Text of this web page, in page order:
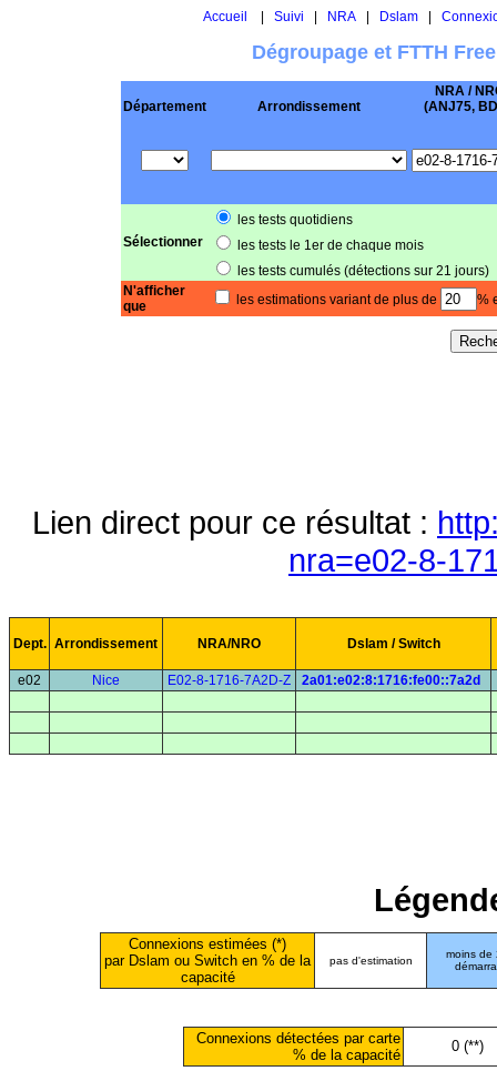
Accueil Suivi NRA| Dslam|
Dégroupage et FTTH
Département Arrondissement
NRA /
(ANJ75,
Sélectionner
les tests quotidiens
les tests le 1er de chaque mois
les tests cumulés (détections sur 21 jours)
N'afficher
que
les estimations variant de plus de %
Lien direct pour ce résultat :
nra=e02-8-
Dept. Arrondissement NRA/NRO Dslam / Switch
e02 Nice E02-8-1716-7A2D-Z 2a01:e02:8:1716:fe00::7a2d
Connexions estimées (*)
par Dslam ou Switch en % de la
capacité
pas d'estimation
moins de
Connexions détectées par carte
% de la capacité
0 (**)